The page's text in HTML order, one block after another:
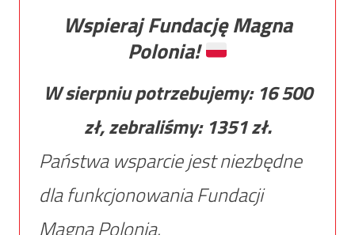
Wspieraj Fundację Magna
Polonia!
W sierpniu potrzebujemy: 16 500
zł, zebraliśmy: 1351zł.
Państwa wsparcie jest niezbędne
dla funkcjonowania Fundacji
Magna Polonia.